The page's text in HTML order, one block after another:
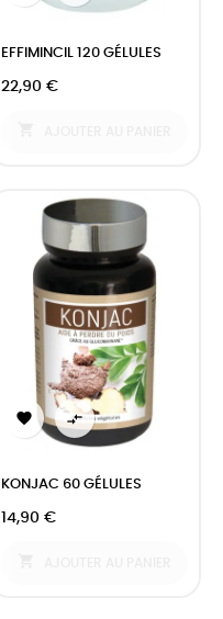
EFFIMINCIL 120 GÉLULES
22,90 €
 
KONJAC 60 GÉLULES
14,90 €